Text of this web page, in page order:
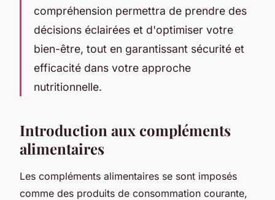
compréhension permettra de prendre des
décisions éclairées et d'optimiser votre
bien-être, tout en garantissant sécurité et
efficacité dans votre approche
nutritionnelle.
Introduction aux compléments
alimentaires
Les compléments alimentaires se sont imposés
comme des produits de consommation courante,